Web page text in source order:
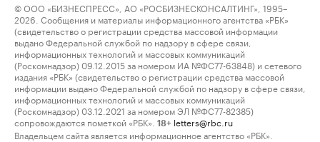
© ООО «БИЗНЕСПРЕСС», АО «РОСБИЗНЕСКОНСАЛТИНГ», 1995–
2026. Сообщения и материалы информационного агентства «РБК»
(свидетельство о регистрации средства массовой информации
выдано Федеральной службой по надзору в сфере связи,
информационных технологий и массовых коммуникаций
(Роскомнадзор) 09.12.2015 за номером ИА №ФС77-63848) и сетевого
издания «РБК» (свидетельство о регистрации средства массовой
информации выдано Федеральной службой по надзору в сфере связи,
информационных технологий и массовых коммуникаций
(Роскомнадзор) 03.12.2021 за номером ЭЛ №ФС77-82385)
сопровождаются пометкой «РБК».
18+ letters@rbc.ru
Владельцем сайта является информационное агентство «РБК».